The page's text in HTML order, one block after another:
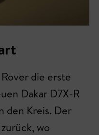
die erste
Dakar D7X-R
den Kreis. Der
wo